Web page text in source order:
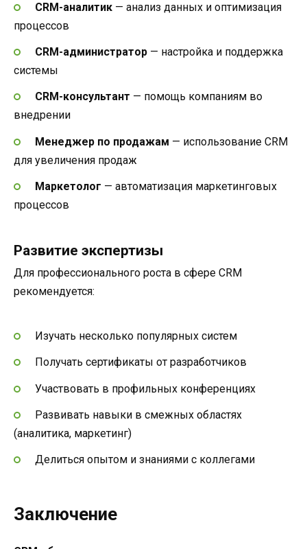
CRM-аналитик— анализ данных и оптимизация
процессов
CRM-администратор— настройка и поддержка
системы
CRM-консультант — помощь компаниям во
внедрении
Менеджер по продажам — использование CRM
для увеличения продаж
Маркетолог — автоматизация маркетинговых
процессов
Развитие экспертизы
Для профессионального роста в сфере CRM
рекомендуется:
Изучать несколько популярных систем
Получать сертификаты от разработчиков
Участвовать в профильных конференциях
Развивать навыки в смежных областях
(аналитика, маркетинг)
Делиться опытом и знаниями с коллегами
Заключение